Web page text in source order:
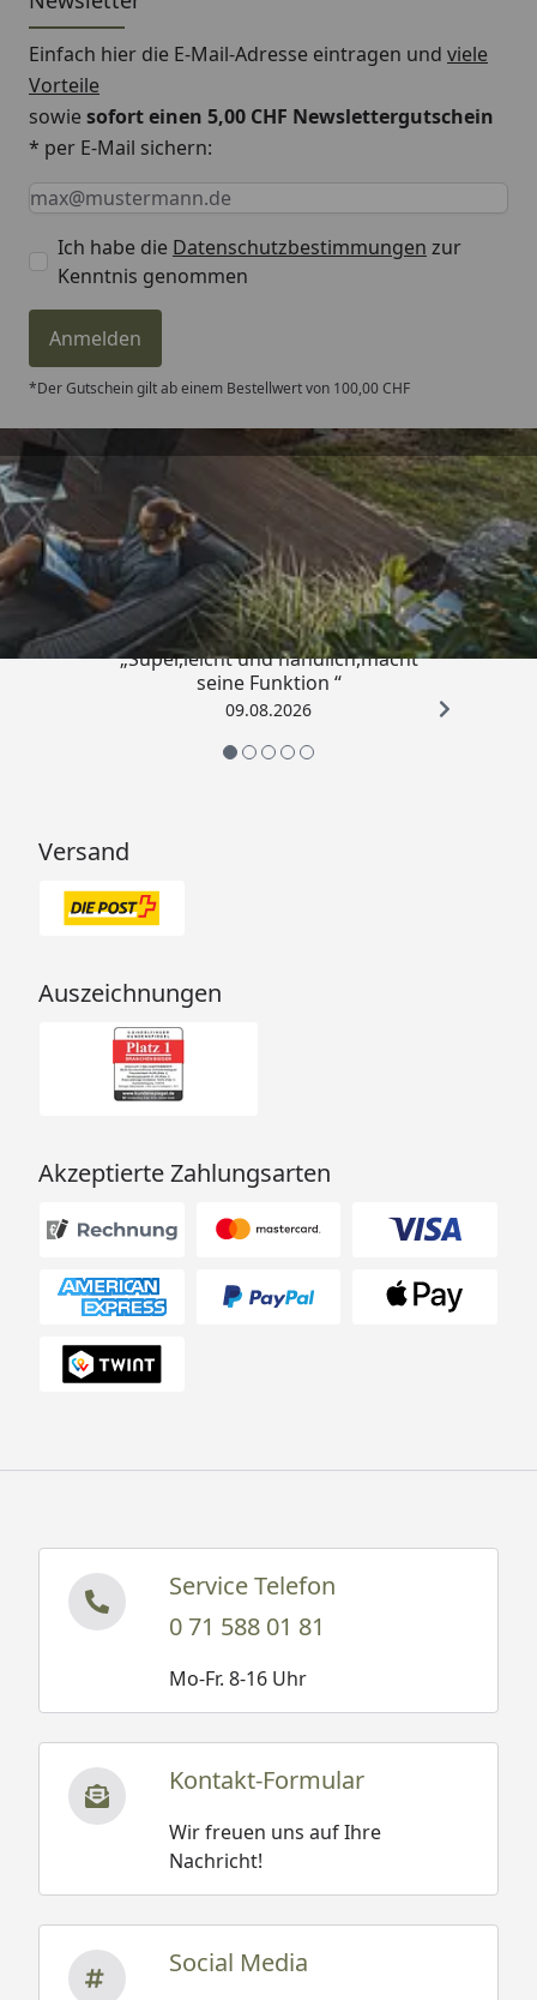
Einfach hier die E-Mail-Adresse eintragen und viele
Vorteile
sowiesofort einen 5,00 CHF Newslettergutschein
* per E-Mail sichern:
Keine Eingabe erforderlich
Eingabe erforderlich
E-Mail *
Ich habe die Datenschutzbestimmungen zur
Kenntnis genommen
Anmelden
*Der Gutschein gilt ab einem Bestellwert von 100,00 CHF
Trusted Shops
4,81/ 5
„Super,leicht und handlich,macht
seine Funktion “
09.08.2026
Versand
Auszeichnungen
Akzeptierte Zahlungsarten
Service Telefon
0 71 588 01 81
Mo-Fr. 8-16 Uhr
Kontakt-Formular
Wir freuen uns auf Ihre
Nachricht!
Social Media